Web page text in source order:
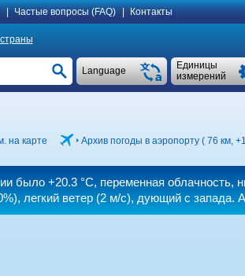
Частые вопросы (FAQ) Контакты
Единицы
измерений
Language
на карте Архив погоды в аэропорту ( 76 км,
было +20.3 °C, переменная облачность,
легкий ветер(2 м/с), дующий с запада.